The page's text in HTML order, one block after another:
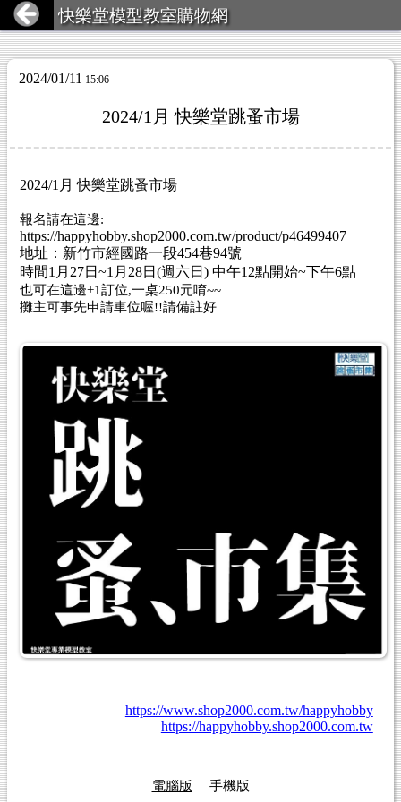
快樂堂模型教室購物網
2024/01/11 15:06
2024/1月 快樂堂跳蚤市場
2024/1月 快樂堂跳蚤市場
報名請在這邊:
https://happyhobby.shop2000.com.tw/product/p46499407
地址：新竹市經國路一段454巷94號
時間1月27日~1月28日(週六日) 中午12點開始~下午6點
也可在這邊+1訂位,一桌250元唷~~
攤主可事先申請車位喔!!請備註好
https://www.shop2000.com.tw/happyhobby
https://happyhobby.shop2000.com.tw
電腦版 | 手機版